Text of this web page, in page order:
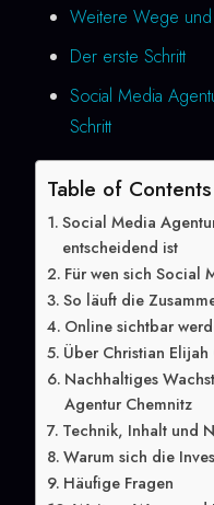
Weitere Wege
Der erste Schritt
Social Media
Schritt
Table of Contents
Social Media
entscheidend ist
Für wen sich Social
So läuft die
Online sichtbar
Über Christian Elijah
Nachhaltiges
Agentur Chemnitz
Technik, Inhalt und
Warum sich die
Häufige Fragen